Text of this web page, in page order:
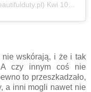
Kwi 10, 2020 o 11:09 PDT
wskórają, i że i tak
A czy innym coś nie
to przeszkadzało,
a inni mogli nawet nie